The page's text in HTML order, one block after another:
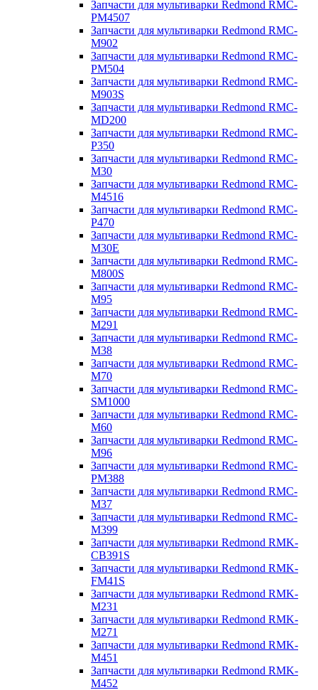
Запчасти для мультиварки Redmond RMC-
PM4507
Запчасти для мультиварки Redmond RMC-
M902
Запчасти для мультиварки Redmond RMC-
PM504
Запчасти для мультиварки Redmond RMC-
M903S
Запчасти для мультиварки Redmond RMC-
MD200
Запчасти для мультиварки Redmond RMC-
P350
Запчасти для мультиварки Redmond RMC-
M30
Запчасти для мультиварки Redmond RMC-
M4516
Запчасти для мультиварки Redmond RMC-
P470
Запчасти для мультиварки Redmond RMC-
M30E
Запчасти для мультиварки Redmond RMC-
M800S
Запчасти для мультиварки Redmond RMC-
M95
Запчасти для мультиварки Redmond RMC-
M291
Запчасти для мультиварки Redmond RMC-
M38
Запчасти для мультиварки Redmond RMC-
M70
Запчасти для мультиварки Redmond RMC-
SM1000
Запчасти для мультиварки Redmond RMC-
M60
Запчасти для мультиварки Redmond RMC-
M96
Запчасти для мультиварки Redmond RMC-
PM388
Запчасти для мультиварки Redmond RMC-
M37
Запчасти для мультиварки Redmond RMC-
M399
Запчасти для мультиварки Redmond RMK-
CB391S
Запчасти для мультиварки Redmond RMK-
FM41S
Запчасти для мультиварки Redmond RMK-
M231
Запчасти для мультиварки Redmond RMK-
M271
Запчасти для мультиварки Redmond RMK-
M451
Запчасти для мультиварки Redmond RMK-
M452